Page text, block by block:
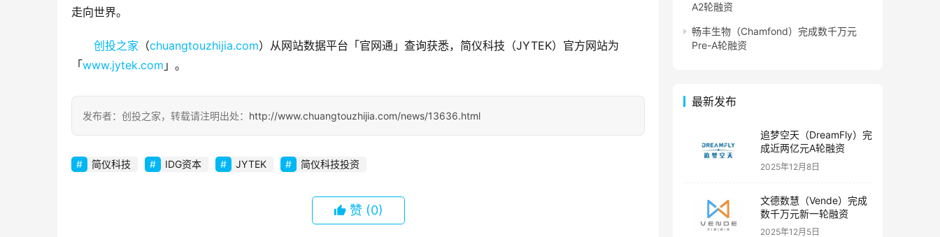
走向世界。
创投之家 （chuangtouzhijia.com）从网站数据平台「官网通」查询获悉，简仪科技（JYTEK）官方网站为
「www.jytek.com 」。
发布者：创投之家，转载请注明出处： http://www.chuangtouzhijia.com/news/13636.html
简仪科技 IDG资本 JYTEK 简仪科技投资
赞 (0)
A2轮融资
畅丰生物（Chamfond）完成数千万元
Pre-A轮融资
最新发布
追梦空天（DreamFly）完
成近两亿元A轮融资
2025年12月8日
文德数慧（Vende）完成
数千万元新一轮融资
2025年12月5日